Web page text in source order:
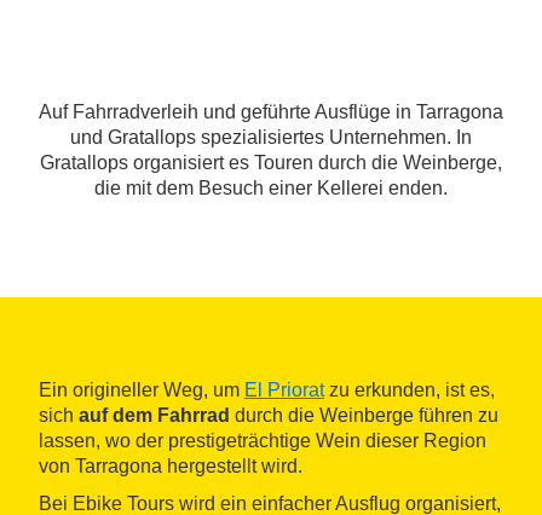
Auf Fahrradverleih und geführte Ausflüge in Tarragona
und Gratallops spezialisiertes Unternehmen. In
Gratallops organisiert es Touren durch die Weinberge,
die mit dem Besuch einer Kellerei enden.
Ein origineller Weg, um El Prioratzu erkunden, ist es,
sich auf dem Fahrrad durch die Weinberge führen zu
lassen, wo der prestigeträchtige Wein dieser Region
von Tarragona hergestellt wird.
Bei Ebike Tours wird ein einfacher Ausflug organisiert,